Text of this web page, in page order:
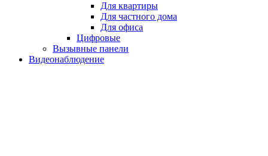
Для квартиры
Для частного дома
Для офиса
Цифровые
Вызывные панели
Видеонаблюдение